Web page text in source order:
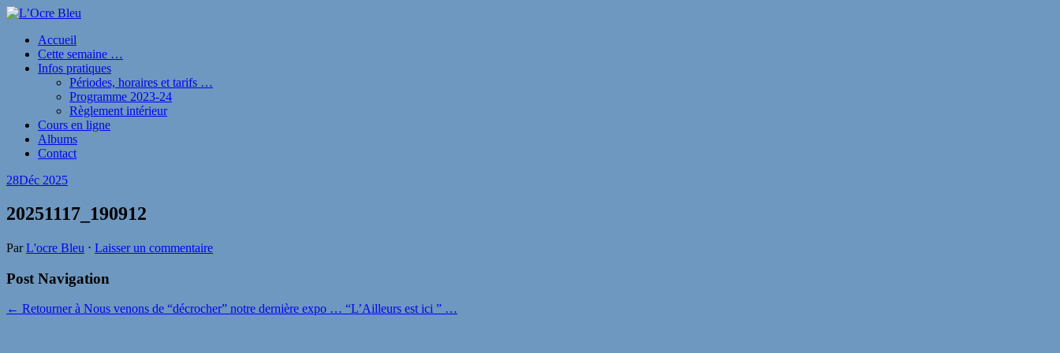
Accueil
Cette semaine …
Infos pratiques
Périodes, horaires et tarifs …
Programme 2023-24
Règlement intérieur
Cours en ligne
Albums
Contact
28Déc 2025
20251117_190912
ParL'ocre Bleu ⋅ Laisser un commentaire
Post Navigation
← Retourner à Nous venons de “décrocher” notre dernière expo … “L’Ailleurs est ici ” …